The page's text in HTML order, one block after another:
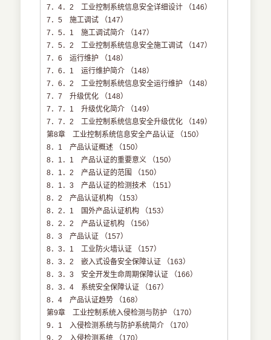
7．4．2 工业控制系统信息安全详细设计 （146）
7．5 施工调试 （147）
7．5．1 施工调试简介 （147）
7．5．2 工业控制系统信息安全施工调试 （147）
7．6 运行维护 （148）
7．6．1 运行维护简介 （148）
7．6．2 工业控制系统信息安全运行维护 （148）
7．7 升级优化 （148）
7．7．1 升级优化简介 （149）
7．7．2 工业控制系统信息安全升级优化 （149）
第8章 工业控制系统信息安全产品认证 （150）
8．1 产品认证概述 （150）
8．1．1 产品认证的重要意义 （150）
8．1．2 产品认证的范围 （150）
8．1．3 产品认证的检测技术 （151）
8．2 产品认证机构 （153）
8．2．1 国外产品认证机构 （153）
8．2．2 产品认证机构 （156）
8．3 产品认证 （157）
8．3．1 工业防火墙认证 （157）
8．3．2 嵌入式设备安全保障认证 （163）
8．3．3 安全开发生命周期保障认证 （166）
8．3．4 系统安全保障认证 （167）
8．4 产品认证趋势 （168）
第9章 工业控制系统入侵检测与防护 （170）
9．1 入侵检测系统与防护系统简介 （170）